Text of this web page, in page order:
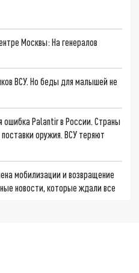
Москвы: На генералов
ВСУ. Но беды для малышей не
ошибка Palantir в России. Страны
оружия. ВСУ теряют
мобилизации и возвращение
новости, которые ждали все